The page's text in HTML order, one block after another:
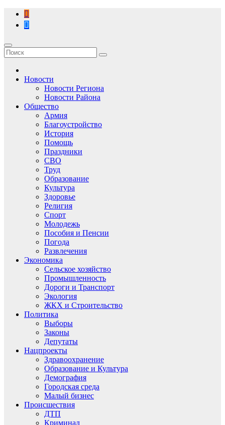
Перейти
содержимому
Новости
Новости Региона
Новости Района
Общество
Армия
Благоустройство
История
Помощь
Праздники
СВО
Труд
Образование
Культура
Здоровье
Религия
Спорт
Молодежь
Пособия и Пенсии
Погода
Развлечения
Экономика
Сельское хозяйство
Промышленность
Дороги и Транспорт
Экология
ЖКХ и Строительство
Политика
Выборы
Законы
Депутаты
Нацпроекты
Здравоохранение
Образование и Культура
Демография
Городская среда
Малый бизнес
Происшествия
ДТП
Криминал